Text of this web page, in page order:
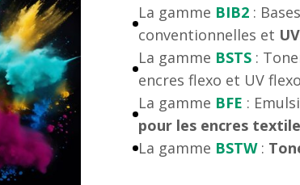
​La gamme BIB2 :
conventionnelles et UV
La gamme BSTS :
encres flexo et UV
​La gamme BFE :
pour les encres
La gamme BSTW :